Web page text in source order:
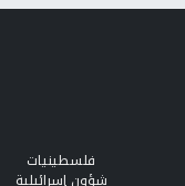
فلسطينيات
شؤون إسرائيلية